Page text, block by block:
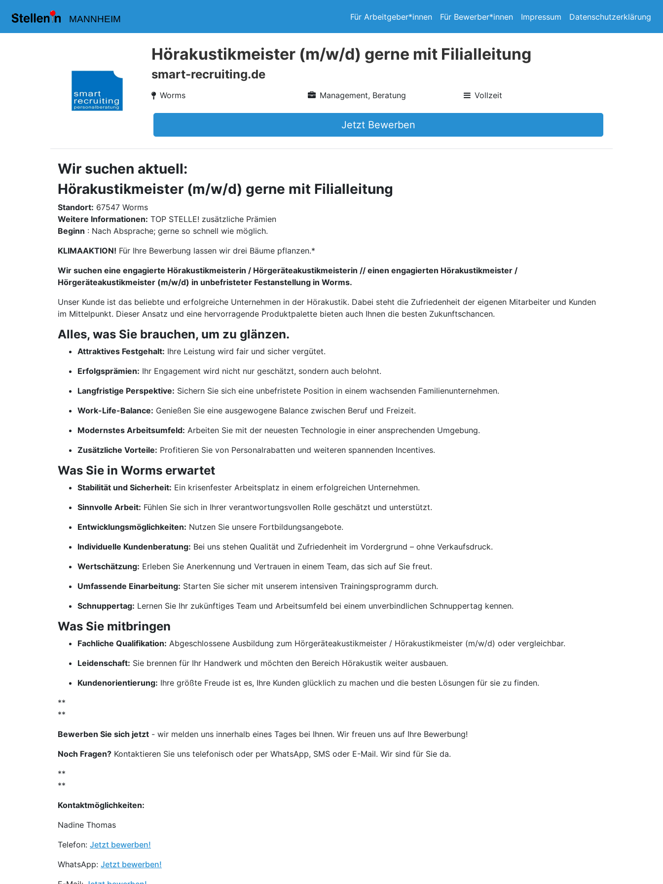
MANNHEIM Für Arbeitgeber*innen Für Bewerber*innen Impressum Datenschutzerklärung
Hörakustikmeister (m/w/d) gerne mit Filialleitung
smart-recruiting.de
Worms Management, Beratung Vollzeit
Jetzt Bewerben
Wir suchen aktuell:
Hörakustikmeister (m/w/d) gerne mit Filialleitung
Standort: 67547 Worms
Weitere Informationen: TOP STELLE! zusätzliche Prämien
Beginn : Nach Absprache; gerne so schnell wie möglich.
KLIMAAKTION! Für Ihre Bewerbung lassen wir drei Bäume pflanzen.*
Wir suchen eine engagierte Hörakustikmeisterin / Hörgeräteakustikmeisterin // einen engagierten Hörakustikmeister /
Hörgeräteakustikmeister (m/w/d) in unbefristeter Festanstellung in Worms.
Unser Kunde ist das beliebte und erfolgreiche Unternehmen in der Hörakustik. Dabei steht die Zufriedenheit der eigenen Mitarbeiter und Kunden
im Mittelpunkt. Dieser Ansatz und eine hervorragende Produktpalette bieten auch Ihnen die besten Zukunftschancen.
Alles, was Sie brauchen, um zu glänzen.
Attraktives Festgehalt: Ihre Leistung wird fair und sicher vergütet.
Erfolgsprämien: Ihr Engagement wird nicht nur geschätzt, sondern auch belohnt.
Langfristige Perspektive: Sichern Sie sich eine unbefristete Position in einem wachsenden Familienunternehmen.
Work-Life-Balance: Genießen Sie eine ausgewogene Balance zwischen Beruf und Freizeit.
Modernstes Arbeitsumfeld: Arbeiten Sie mit der neuesten Technologie in einer ansprechenden Umgebung.
Zusätzliche Vorteile: Profitieren Sie von Personalrabatten und weiteren spannenden Incentives.
Was Sie in Worms erwartet
Stabilität und Sicherheit: Ein krisenfester Arbeitsplatz in einem erfolgreichen Unternehmen.
Sinnvolle Arbeit: Fühlen Sie sich in Ihrer verantwortungsvollen Rolle geschätzt und unterstützt.
Entwicklungsmöglichkeiten: Nutzen Sie unsere Fortbildungsangebote.
Individuelle Kundenberatung: Bei uns stehen Qualität und Zufriedenheit im Vordergrund – ohne Verkaufsdruck.
Wertschätzung: Erleben Sie Anerkennung und Vertrauen in einem Team, das sich auf Sie freut.
Umfassende Einarbeitung: Starten Sie sicher mit unserem intensiven Trainingsprogramm durch.
Schnuppertag: Lernen Sie Ihr zukünftiges Team und Arbeitsumfeld bei einem unverbindlichen Schnuppertag kennen.
Was Sie mitbringen
Fachliche Qualifikation: Abgeschlossene Ausbildung zum Hörgeräteakustikmeister / Hörakustikmeister (m/w/d) oder vergleichbar.
Leidenschaft: Sie brennen für Ihr Handwerk und möchten den Bereich Hörakustik weiter ausbauen.
Kundenorientierung: Ihre größte Freude ist es, Ihre Kunden glücklich zu machen und die besten Lösungen für sie zu finden.
**
**
Bewerben Sie sich jetzt - wir melden uns innerhalb eines Tages bei Ihnen. Wir freuen uns auf Ihre Bewerbung!
Noch Fragen? Kontaktieren Sie uns telefonisch oder per WhatsApp, SMS oder E-Mail. Wir sind für Sie da.
**
**
Kontaktmöglichkeiten:
Nadine Thomas
Telefon: Jetzt bewerben!
WhatsApp: Jetzt bewerben!